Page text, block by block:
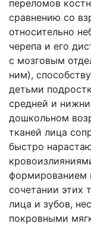
переломов
сравнению со
относительно
черепа и его
с мозговым
ним),
детьми
средней и
дошкольном
тканей лица
быстро
формированием
сочетании этих
лица и зубов,
покровными